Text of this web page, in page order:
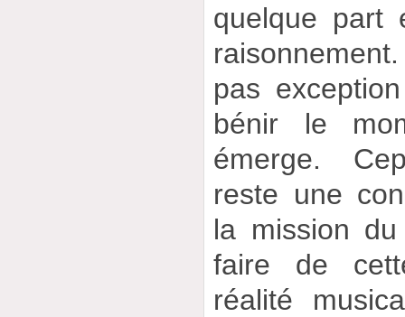
quelque part
pas
bénir le
émerge.
reste une
la mission
faire de
réalité